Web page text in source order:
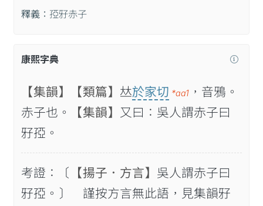
釋義： 孲𤘅赤子
康熙字典
【集韻】 【類篇】 𠀤於家切 *aa1 ，音鴉。
赤子也。
【集韻】 又曰：吳人謂赤子曰
𤘅孲。
考證：〔 【揚子．方言】 吳人謂赤子曰
𤘅孲。〕 謹按方言無此語，見集韻𤘅